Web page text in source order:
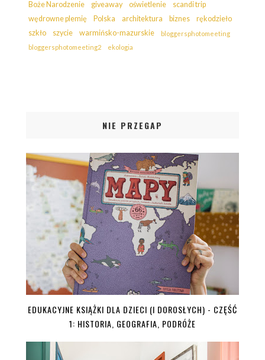
Boże Narodzenie
giveaway oświetlenie
scandi trip
wędrowne plemię
Polska architektura biznes
rękodzieło
szkło
szycie warmińsko-mazurskie
bloggersphotomeeting
bloggersphotomeeting2
ekologia
NIE PRZEGAP
EDUKACYJNE KSIĄŻKI DLA DZIECI (I DOROSŁYCH) - CZĘŚĆ
1: HISTORIA, GEOGRAFIA, PODRÓŻE